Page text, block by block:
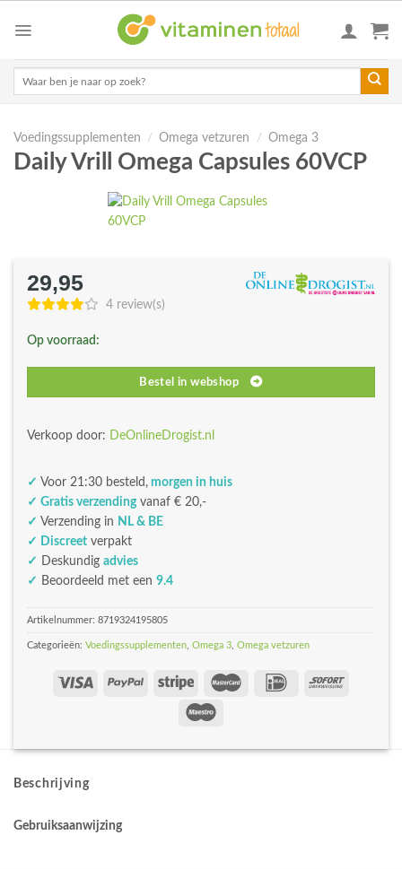
Voedingssupplementen / Omega vetzuren / Omega 3
Daily Vrill Omega Capsules 60VCP
29,95
4 review(s)
Op voorraad:
Bestel in webshop
Verkoop door: DeOnlineDrogist.nl
✓ Voor 21:30 besteld, morgen in huis
✓ Gratis verzendingvanaf € 20,-
✓ Verzending in NL & BE
✓ Discreet verpakt
✓
Deskundig advies
✓ Beoordeeld met een 9.4
Artikelnummer: 8719324195805
Categorieën: Voedingssupplementen Omega 3 Omega vetzuren
Beschrijving
Gebruiksaanwijzing